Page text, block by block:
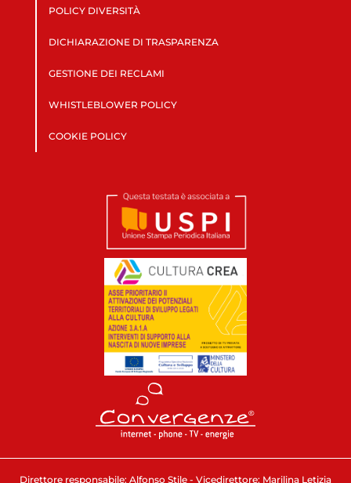
POLICY DIVERSITÀ
DICHIARAZIONE DI TRASPARENZA
GESTIONE DEI RECLAMI
WHISTLEBLOWER POLICY
COOKIE POLICY
Direttore responsabile: Alfonso Stile - Vicedirettore: Marilina Letizia